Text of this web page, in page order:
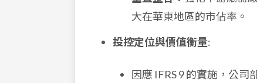
大在華東地區的市佔率。
投控定位與價值衡量:
因應 IFRS 9 的實施，公